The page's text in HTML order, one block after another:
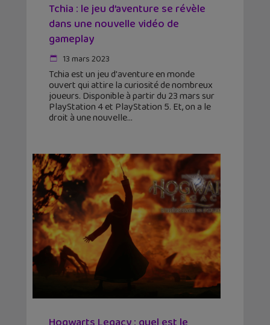
Tchia : le jeu d’aventure se révèle
dans une nouvelle vidéo de
gameplay
13 mars 2023
Tchia est un jeu d'aventure en monde
ouvert qui attire la curiosité de nombreux
joueurs. Disponible à partir du 23 mars sur
PlayStation 4 et PlayStation 5. Et, on a le
droit à une nouvelle